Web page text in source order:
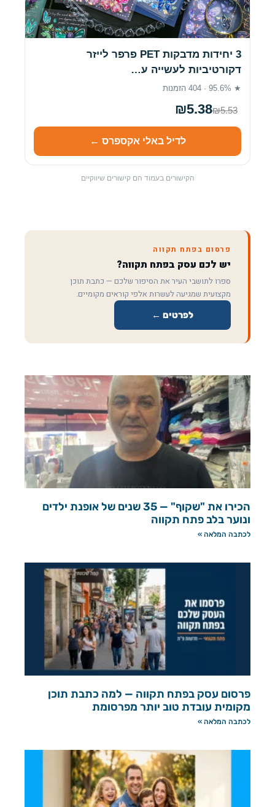
3 יחידות מדבקות PET פרפר לייזר
דקורטיביות לעשייה ע…
★ 95.6% · 404 הזמנות
₪5.38₪5.53
לדיל באלי אקספרס ←
הקישורים בעמוד הם קישורים שיווקיים
פרסום בפתח תקווה
יש לכם עסק בפתח תקווה?
ספרו לתושבי העיר את הסיפור שלכם — כתבת תוכן
מקצועית שמגיעה לעשרות אלפי קוראים מקומיים.
לפרטים ←
הכירו את "שקוף" — 35 שנים של אופנת ילדים
ונוער בלב פתח תקווה
לכתבה המלאה »
פרסום עסק בפתח תקווה — למה כתבת תוכן
מקומית עובדת טוב יותר מפרסומת
לכתבה המלאה »